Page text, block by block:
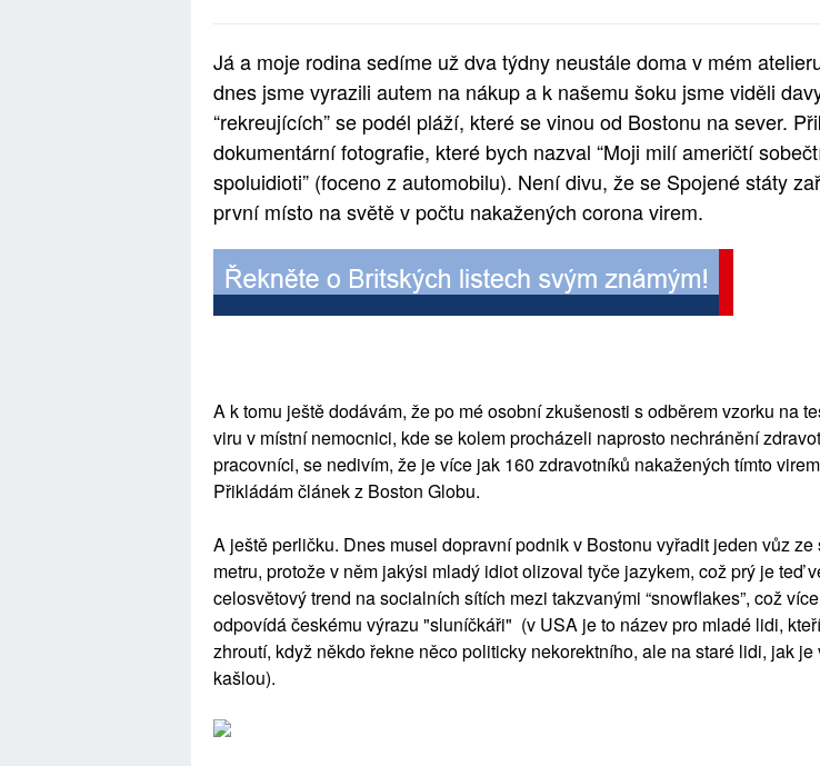
Já a moje rodina sedíme už dva týdny neustále doma v mém
dnes jsme vyrazili autem na nákup a k našemu šoku jsme viděli
“rekreujících” se podél pláží, které se vinou od Bostonu na sever.
dokumentární fotografie, které bych nazval “Moji milí američtí
spoluidioti” (foceno z automobilu). Není divu, že se Spojené státy
první místo na světě v počtu nakažených corona virem.
A k tomu ještě dodávám, že po mé osobní zkušenosti s odběrem vzorku na
viru v místní nemocnici, kde se kolem procházeli naprosto nechránění
pracovníci, se nedivím, že je více jak 160 zdravotníků nakažených tímto
Přikládám článek z Boston Globu.
A ještě perličku. Dnes musel dopravní podnik v Bostonu vyřadit jeden vůz ze
metru, protože v něm jakýsi mladý idiot olizoval tyče jazykem, což prý je teď
celosvětový trend na socialních sítích mezi takzvanými “snowflakes”, což
odpovídá českému výrazu "sluníčkáři" (v USA je to název pro mladé lidi,
zhroutí, když někdo řekne něco politicky nekorektního, ale na staré lidi, jak je
kašlou).